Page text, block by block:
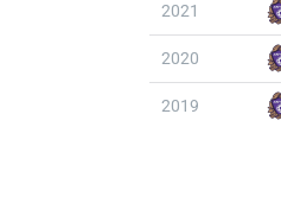
2021
2020
2019